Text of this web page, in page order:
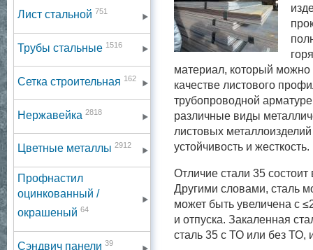
Лист стальной 751
Трубы стальные 1516
Сетка строительная 162
Нержавейка 2818
Цветные металлы 2912
Профнастил
оцинкованный /
окрашеный 64
Сэндвич панели 39
материал, который можно
качестве листового
трубопроводной
различные виды
листовых
устойчивость и жесткость.
Отличие стали 35
Другими словами, сталь
может быть увеличена с
и отпуска. Закаленная
сталь 35 с ТО или без ТО,